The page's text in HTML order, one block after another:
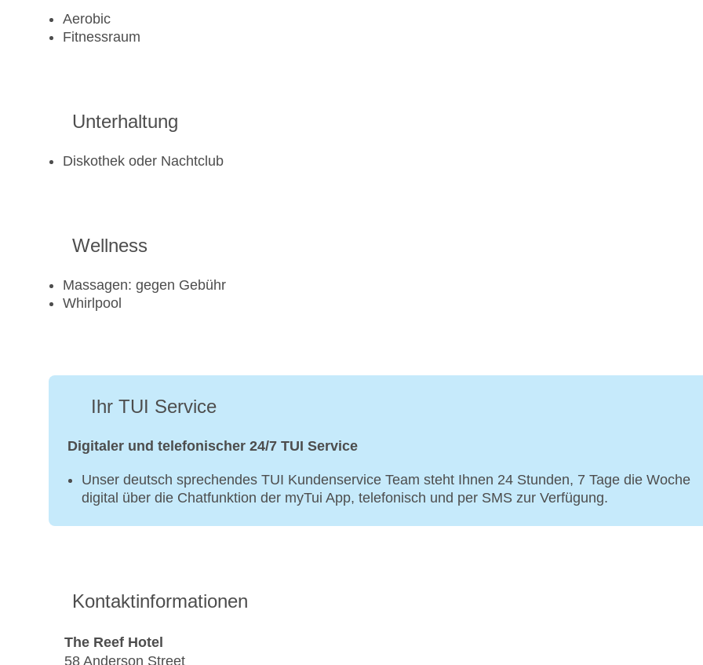
Aerobic
Fitnessraum
Unterhaltung
Diskothek oder Nachtclub
Wellness
Massagen: gegen Gebühr
Whirlpool
Ihr TUI Service
Digitaler und telefonischer 24/7 TUI Service
Unser deutsch sprechendes TUI Kundenservice Team steht Ihnen 24 Stunden, 7 Tage die Woche
digital über die Chatfunktion der myTui App, telefonisch und per SMS zur Verfügung.
Kontaktinformationen
The Reef Hotel
58 Anderson Street